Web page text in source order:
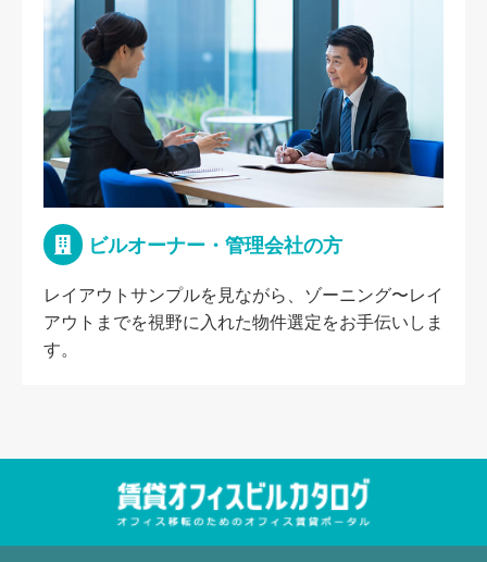
ビルオーナー・管理会社の方
レイアウトサンプルを見ながら、ゾーニング〜レイ
アウトまでを視野に入れた物件選定をお手伝いしま
す。